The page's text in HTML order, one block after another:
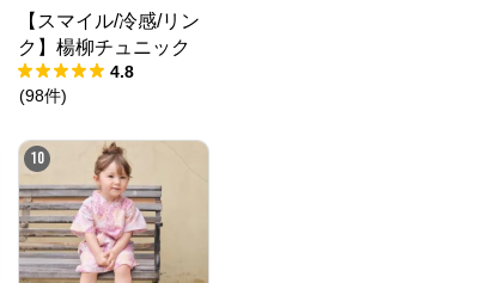
【スマイル/冷感/リン
ク】楊柳チュニック
4.8
(98件)
10